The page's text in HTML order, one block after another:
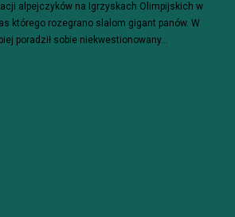
alpejczyków na Igrzyskach Olimpijskich w
którego rozegrano slalom gigant panów. W
poradził sobie niekwestionowany...